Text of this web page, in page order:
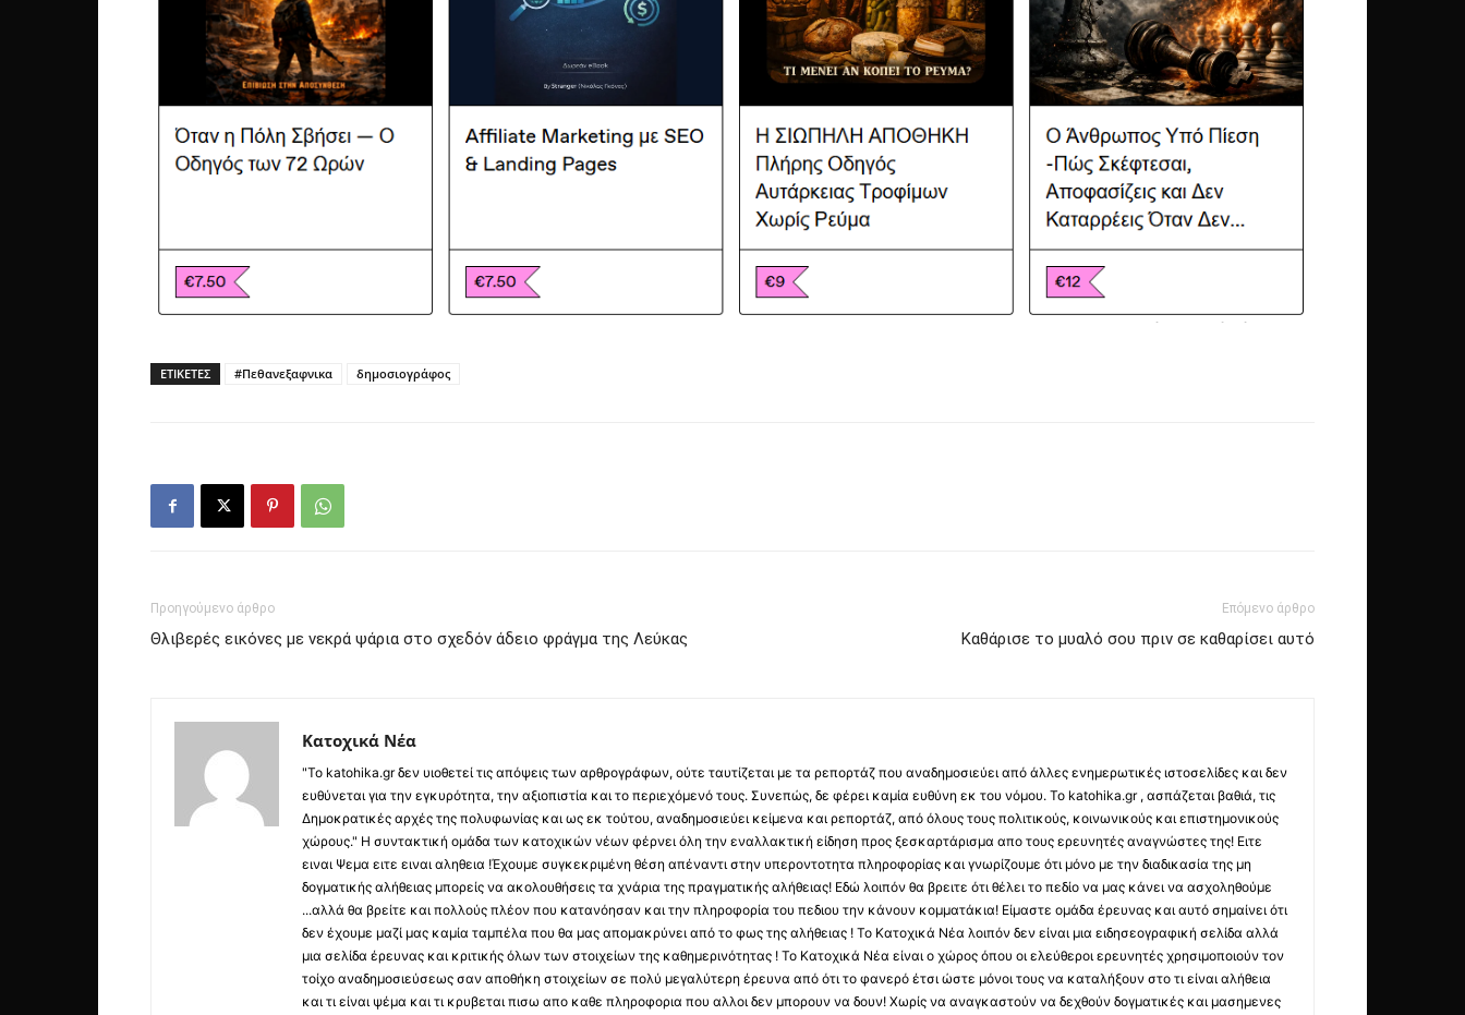
ΕΤΙΚΕΤΕΣ #Πεθανεξαφνικα δημοσιογράφος
Προηγούμενο άρθρο
Θλιβερές εικόνες με νεκρά ψάρια στο σχεδόν άδειο φράγμα της Λεύκας
Επόμενο άρθρο
Καθάρισε το μυαλό σου πριν σε καθαρίσει αυτό
Κατοχικά Νέα
"Το katohika.gr δεν υιοθετεί τις απόψεις των αρθρογράφων, ούτε ταυτίζεται με τα ρεπορτάζ που αναδημοσιεύει από άλλες ενημερωτικές ιστοσελίδες και δεν
ευθύνεται για την εγκυρότητα, την αξιοπιστία και το περιεχόμενό τους. Συνεπώς, δε φέρει καμία ευθύνη εκ του νόμου. Το katohika.gr , ασπάζεται βαθιά, τις
Δημοκρατικές αρχές της πολυφωνίας και ως εκ τούτου, αναδημοσιεύει κείμενα και ρεπορτάζ, από όλους τους πολιτικούς, κοινωνικούς και επιστημονικούς
χώρους." Η συντακτική ομάδα των κατοχικών νέων φέρνει όλη την εναλλακτική είδηση προς ξεσκαρτάρισμα απο τους ερευνητές αναγνώστες της! Ειτε
ειναι Ψεμα ειτε ειναι αληθεια !Έχουμε συγκεκριμένη θέση απέναντι στην υπεροντοτητα πληροφορίας και γνωρίζουμε ότι μόνο με την διαδικασία της μη
δογματικής αλήθειας μπορείς να ακολουθήσεις τα χνάρια της πραγματικής αλήθειας! Εδώ λοιπόν θα βρειτε ότι θέλει το πεδίο να μας κάνει να ασχοληθούμε
...αλλά θα βρείτε και πολλούς πλέον που κατανόησαν και την πληροφορία του πεδιου την κάνουν κομματάκια! Είμαστε ομάδα έρευνας και αυτό σημαίνει ότι
δεν έχουμε μαζί μας καμία ταμπέλα που θα μας απομακρύνει από το φως της αλήθειας ! Το Κατοχικά Νέα λοιπόν δεν είναι μια ειδησεογραφική σελίδα αλλά
μια σελίδα έρευνας και κριτικής όλων των στοιχείων της καθημερινότητας ! Το Κατοχικά Νέα είναι ο χώρος όπου οι ελεύθεροι ερευνητές χρησιμοποιούν τον
τοίχο αναδημοσιεύσεως σαν αποθήκη στοιχείων σε πολύ μεγαλύτερη έρευνα από ότι το φανερό έτσι ώστε μόνοι τους να καταλήξουν στο τι είναι αλήθεια
και τι είναι ψέμα και τι κρυβεται πισω απο καθε πληροφορια που αλλοι δεν μπορουν να δουν! Χωρίς να αναγκαστούν να δεχθούν δογματικές και μασημενες